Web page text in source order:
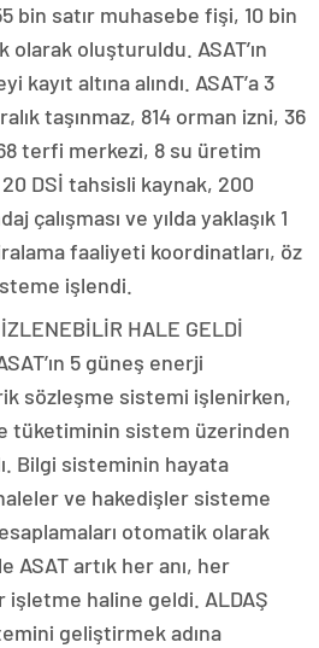
bin satır muhasebe fişi, 10 bin
oluşturuldu. ASAT’ın
kayıt altına alındı. ASAT’a 3
taşınmaz, 814 orman izni, 36
terfi merkezi, 8 su üretim
DSİ tahsisli kaynak, 200
çalışması ve yılda yaklaşık 1
faaliyeti koordinatları, öz
işlendi.
HALE GELDİ
5 güneş enerji
sözleşme sistemi işlenirken,
tüketiminin sistem üzerinden
Bilgi sisteminin hayata
ve hakedişler sisteme
otomatik olarak
ASAT artık her anı, her
haline geldi. ALDAŞ
geliştirmek adına